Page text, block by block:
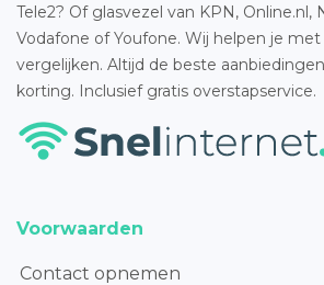
Tele2? Of glasvezel van KPN, Online.nl,
Vodafone of Youfone. Wij helpen je
vergelijken. Altijd de beste
korting. Inclusief gratis overstapservice.
Voorwaarden
Contact opnemen